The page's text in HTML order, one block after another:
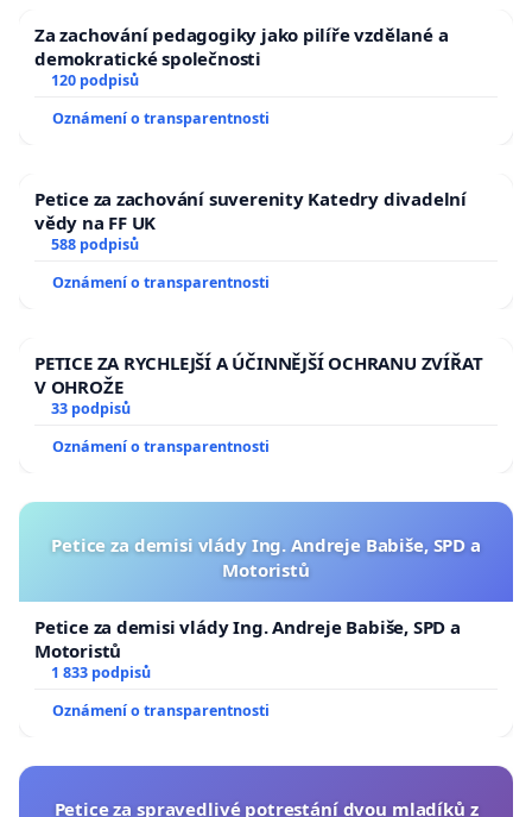
Za zachování pedagogiky jako pilíře vzdělané a
demokratické společnosti
120 podpisů
Oznámení o transparentnosti
Petice za zachování suverenity Katedry divadelní
vědy na FF UK
588 podpisů
Oznámení o transparentnosti
PETICE ZA RYCHLEJŠÍ A ÚČINNĚJŠÍ OCHRANU ZVÍŘAT
V OHROŽE
33 podpisů
Oznámení o transparentnosti
Petice za demisi vlády Ing. Andreje Babiše, SPD a
Motoristů
Petice za demisi vlády Ing. Andreje Babiše, SPD a
Motoristů
1 833 podpisů
Oznámení o transparentnosti
Petice za spravedlivé potrestání dvou mladíků z